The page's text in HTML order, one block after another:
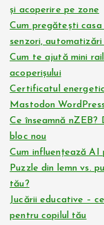
și acoperire pe zone
Cum pregătești
senzori, automatizări
Cum te ajută mini
acoperișului
Certificatul
Mastodon
Ce înseamnă
bloc nou
Cum influențează
Puzzle din lemn vs.
tău?
Jucării educative –
pentru copilul tău